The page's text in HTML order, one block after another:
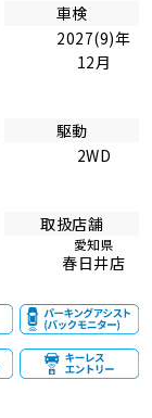
車検
2027(9)年
12月
駆動
2WD
取扱店舗
愛知県
春日井店